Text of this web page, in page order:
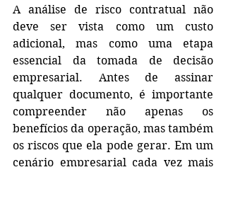
A análise de risco contratual não
deve ser vista como um custo
adicional, mas como uma etapa
essencial da tomada de decisão
empresarial. Antes de assinar
qualquer documento, é importante
compreender não apenas os
benefícios da operação, mas também
os riscos que ela pode gerar. Em um
cenário empresarial cada vez mais